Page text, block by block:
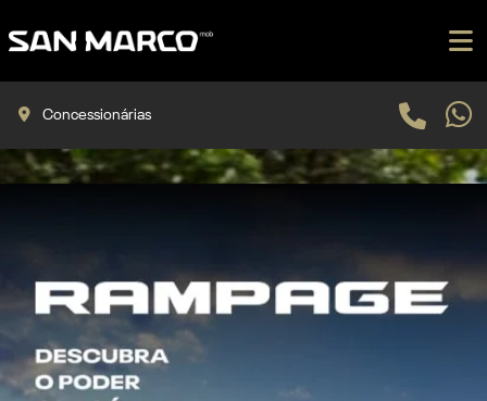
Concessionárias